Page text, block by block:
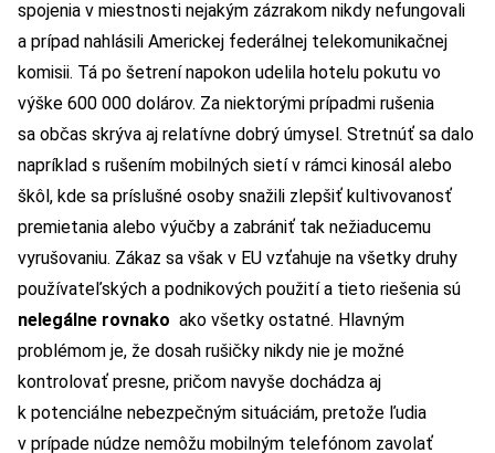
spojenia v miestnosti nejakým zázrakom nikdy nefungovali
a prípad nahlásili Americkej federálnej telekomunikačnej
komisii. Tá po šetrení napokon udelila hotelu pokutu vo
výške 600 000 dolárov. Za niektorými prípadmi rušenia
sa občas skrýva aj relatívne dobrý úmysel. Stretnúť sa dalo
napríklad s rušením mobilných sietí v rámci kinosál alebo
škôl, kde sa príslušné osoby snažili zlepšiť kultivovanosť
premietania alebo výučby a zabrániť tak nežiaducemu
vyrušovaniu. Zákaz sa však v EU vzťahuje na všetky druhy
používateľských a podnikových použití a tieto riešenia sú
nelegálne rovnako ako všetky ostatné. Hlavným
problémom je, že dosah rušičky nikdy nie je možné
kontrolovať presne, pričom navyše dochádza aj
k potenciálne nebezpečným situáciám, pretože ľudia
v prípade núdze nemôžu mobilným telefónom zavolať